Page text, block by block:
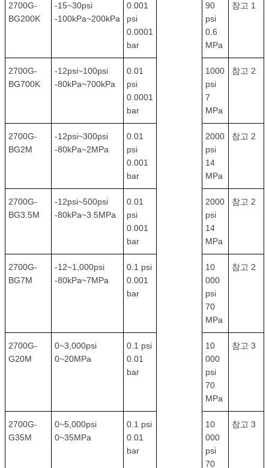
2700G-
BG200K
-15~30psi
-100kPa~200kPa
0.001
psi
0.0001
bar
90
psi
0.6
MPa
참고 1
2700G-
BG700K
-12psi~100psi
-80kPa~700kPa
0.01
psi
0.0001
bar
1000
psi
7
MPa
참고 2
2700G-
BG2M
-12psi~300psi
-80kPa~2MPa
0.01
psi
0.001
bar
2000
psi
14
MPa
참고 2
2700G-
BG3.5M
-12psi~500psi
-80kPa~3.5MPa
0.01
psi
0.001
bar
2000
psi
14
MPa
참고 2
2700G-
BG7M
-12~1,000psi
-80kPa~7MPa
0.1 psi
0.001
bar
10
000
psi
70
MPa
참고 2
2700G-
G20M
0~3,000psi
0~20MPa
0.1 psi
0.01
bar
10
000
psi
70
MPa
참고 3
2700G-
G35M
0~5,000psi
0~35MPa
0.1 psi
0.01
bar
10
000
psi
70
참고 3